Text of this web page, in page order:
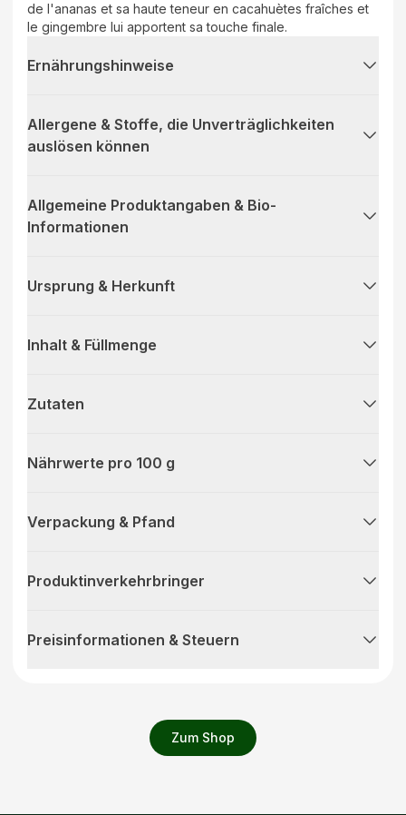
Zum Shop
de l'ananas et sa haute teneur en cacahuètes fraîches et
le gingembre lui apportent sa touche finale.
Ernährungshinweise
Allergene & Stoffe, die Unverträglichkeiten
auslösen können
Allgemeine Produktangaben & Bio-
Informationen
Ursprung & Herkunft
Inhalt & Füllmenge
Zutaten
Nährwerte pro 100 g
Verpackung & Pfand
Produktinverkehrbringer
Preisinformationen & Steuern